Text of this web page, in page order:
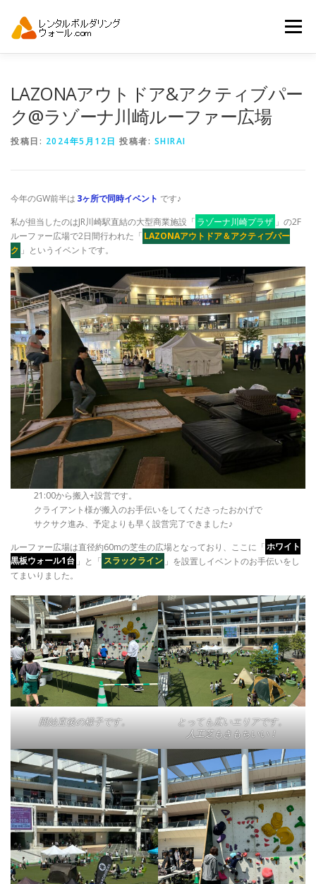
メニュー
LAZONAアウトドア&アクティブパー
ク@ラゾーナ川崎ルーファー広場
投稿日: 2024年5月12日 投稿者: SHIRAI
今年のGW前半は 3ヶ所で同時イベント です♪
私が担当したのはJR川崎駅直結の大型商業施設「 ラゾーナ川崎プラザ 」の2F
ルーファー広場で2日間行われた「 LAZONAアウトドア＆アクティブパー
ク 」というイベントです。
21:00から搬入+設営です。
クライアント様が搬入のお手伝いをしてくださったおかげで
サクサク進み、予定よりも早く設営完了できました♪
ルーファー広場は直径約60mの芝生の広場となっており、ここに「 ホワイト
黒板ウォール1台 」と「 スラックライン 」を設置しイベントのお手伝いをし
てまいりました。
開始直後の様子です。
とっても広いエリアです。
人工芝もきもちいい！